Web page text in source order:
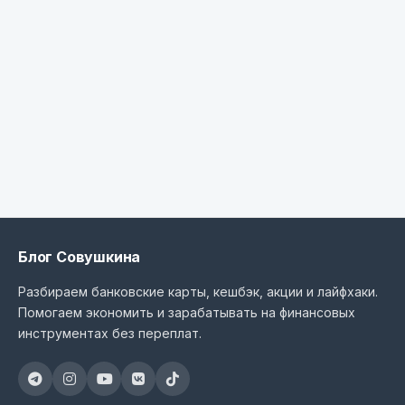
Блог Совушкина
Разбираем банковские карты, кешбэк, акции и лайфхаки.
Помогаем экономить и зарабатывать на финансовых
инструментах без переплат.